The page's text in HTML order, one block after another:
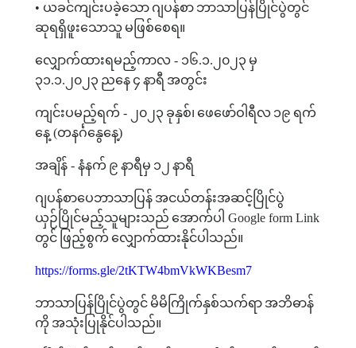
• ယခင်ကျင်းပခဲ့သော ဂျပန်စာ ဘာသာပြန်ပြိုင်ပွဲတွင်
ဆုရရှိဖူးသောသူ မဖြစ်စေရ။
လျှောက်ထားရမည့်ကာလ - ၁၆.၁. ၂၀၂၃ မှ
၃၁.၁. ၂၀၂၃ ညနေ ၄ နာရီ အတွင်း
ကျင်းပမည့်ရက် - ၂၀၂၃ ခုနှစ်၊ ဖေဖော်ဝါရီလ ၁၉ ရက်
နေ့ (တနင်္ဂနွေနေ့)
အချိန် -နံနက် ၉ နာရီမှ ၁၂ နာရီ
ဂျပန်စာပေဘာသာပြန် အငယ်တန်းအဆင့်ပြိုင်ပွဲ
ယှဉ်ပြိုင်မည့်သူများသည် အောက်ပါ Google form Link
တွင် ဖြည့်စွက် လျှောက်ထားနိုင်ပါသည်။
https://forms.gle/2tKTW4bmVkWKBesm7
ဘာသာပြန်ပြိုင်ပွဲတွင် မိမိကြိုက်နှစ်သက်ရာ အဘိဓာန်
ကို အသုံးပြုနိုင်ပါသည်။